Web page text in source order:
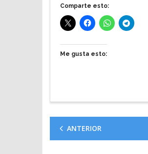
Comparte esto:
Me gusta esto:
ANTERIOR